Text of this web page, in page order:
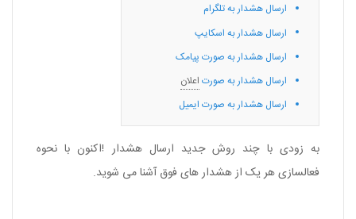
ارسال هشدار به تلگرام
ارسال هشدار به اسکایپ
ارسال هشدار به صورت پیامک
ارسال هشدار به صورت اعلان
ارسال هشدار به صورت ایمیل
به زودی با چند روش جدید ارسال هشدار !اکنون با نحوه
فعالسازی هر یک از هشدار های فوق آشنا می شوید.